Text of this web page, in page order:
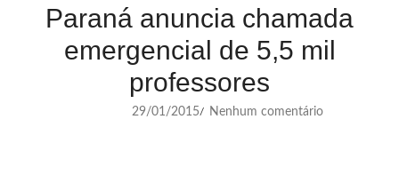
Paraná anuncia chamada
emergencial de 5,5 mil
professores
29/01/2015/ Nenhum comentário